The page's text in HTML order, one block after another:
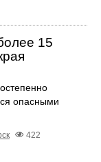
15
опасными
422